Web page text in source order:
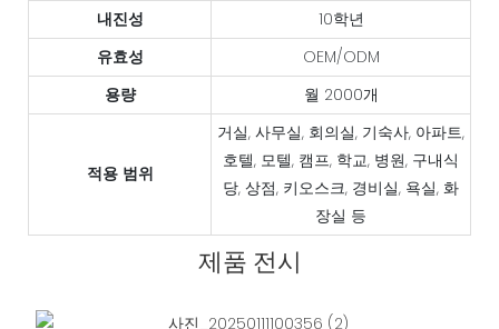
내진성
10학년
유효성
OEM/ODM
용량
월 2000개
적용 범위
거실, 사무실, 회의실, 기숙사, 아파트,
호텔, 모텔, 캠프, 학교, 병원, 구내식
당, 상점, 키오스크, 경비실, 욕실, 화
장실 등
제품 전시